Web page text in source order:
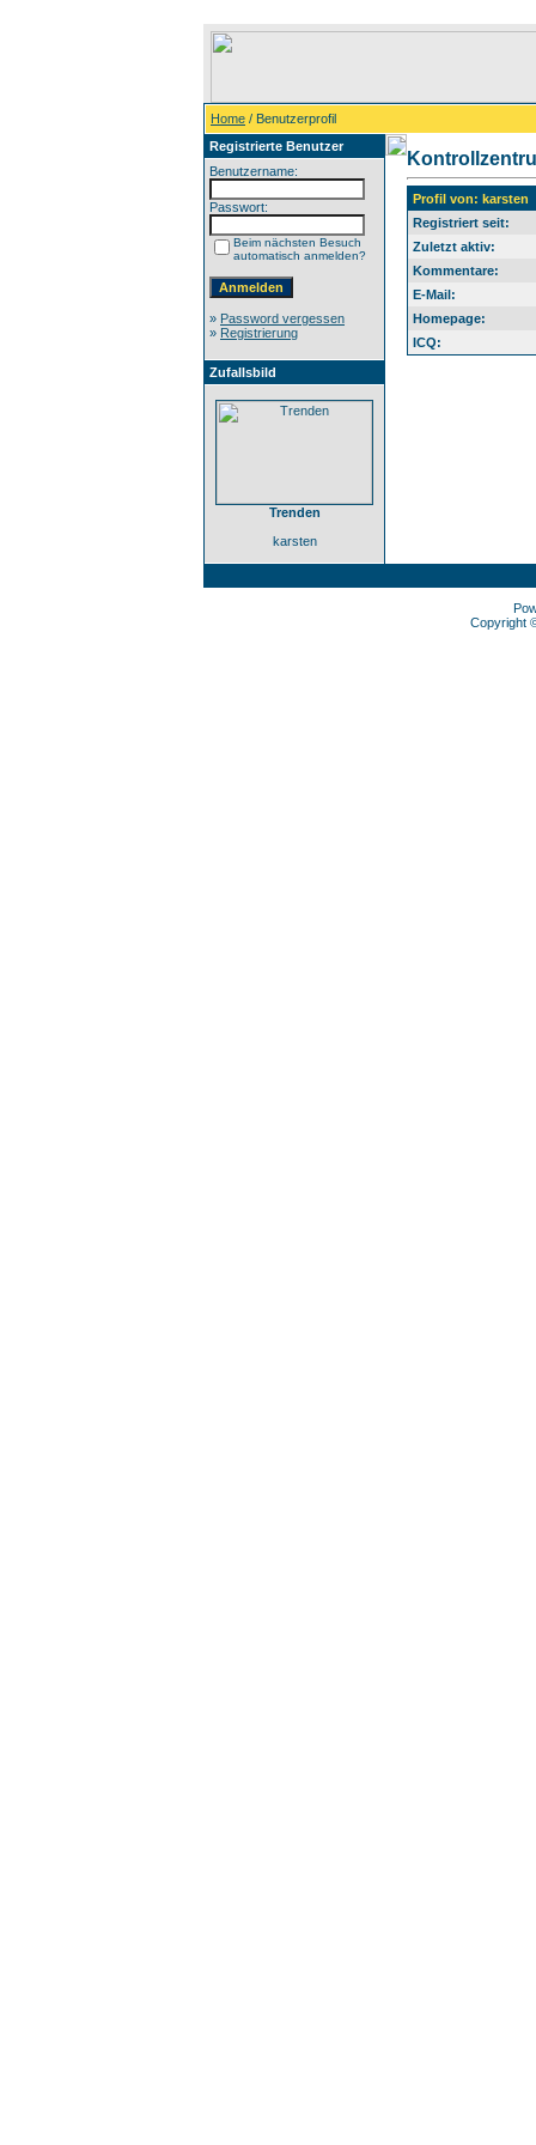
Home / Benutzerprofil
Registrierte Benutzer
Benutzername:
Passwort:
Beim nächsten Besuch
automatisch anmelden?
» Password vergessen
» Registrierung
Zufallsbild
Trenden
karsten
Profil von: karsten
Registriert seit:
Zuletzt aktiv:
Kommentare:
E-Mail:
Homepage:
ICQ:
Copyright